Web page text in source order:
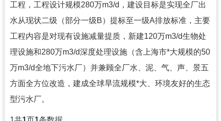
工程，工程设计规模280万m3/d，建设目标是实现全厂出
水从现状二级（部分一级B）提标至一级A排放标准，主要
工程内容是对现有设施减量提质，新建120万m3/d生物处
理设施和280万m3/d深度处理设施（含上海市*大规模的50
万m3/d全地下污水厂）并兼顾全厂水、泥、气、声、景五
方面全方位改造，建成全球旱流规模*大、环境友好的生态
型污水厂。